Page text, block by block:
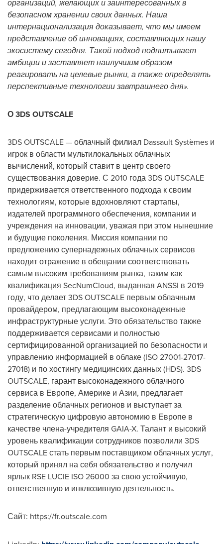
организаций, желающих и заинтересованных в
безопасном хранении своих данных. Наша
интернационализация доказывает, что мы имеем
представление об инновациях, составляющих нашу
экосистему сегодня. Такой подход подпитывает
амбиции и заставляет наилучшим образом
реагировать на целевые рынки, а также определять
перспективные технологии завтрашнего дня».
О 3DS OUTSCALE
3DS OUTSCALE — облачный филиал Dassault Systèmes и
игрок в области мультилокальных облачных
вычислений, который ставит в центр своего
существования доверие. С 2010 года 3DS OUTSCALE
придерживается ответственного подхода к своим
технологиям, которые вдохновляют стартапы,
издателей программного обеспечения, компании и
учреждения на инновации, уважая при этом нынешние
и будущие поколения. Миссия компании по
предложению супернадежных облачных сервисов
находит отражение в обещании соответствовать
самым высоким требованиям рынка, таким как
квалификация SecNumCloud, выданная ANSSI в 2019
году, что делает 3DS OUTSCALE первым облачным
провайдером, предлагающим высоконадежные
инфраструктурные услуги. Это обязательство также
поддерживается сервисами и полностью
сертифицированной организацией по безопасности и
управлению информацией в облаке (ISO 27001-27017-
27018) и по хостингу медицинских данных (HDS). 3DS
OUTSCALE, гарант высоконадежного облачного
сервиса в Европе, Америке и Азии, предлагает
разделение облачных регионов и выступает за
стратегическую цифровую автономию в Европе в
качестве члена-учредителя GAIA-X. Талант и высокий
уровень квалификации сотрудников позволили 3DS
OUTSCALE стать первым поставщиком облачных услуг,
который принял на себя обязательство и получил
ярлык RSE LUCIE ISO 26000 за свою устойчивую,
ответственную и инклюзивную деятельность.
Сайт: https://fr.outscale.com